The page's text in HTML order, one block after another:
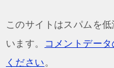
このサイトはスパムを
います。
コメントデー
ください 。